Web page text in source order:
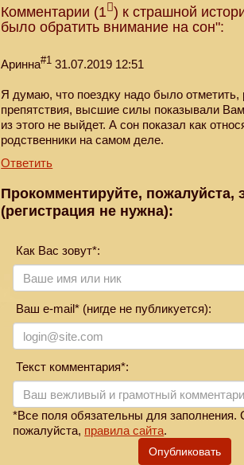
Комментарии (1 ) к страшной
было обратить внимание на сон":
Аринна#1 31.07.2019 12:51
Я думаю, что поездку надо было отметить,
препятствия, высшие силы показывали
из этого не выйдет. А сон показал как
родственники на самом деле.
Ответить
Прокомментируйте, пожалуйста,
(регистрация не нужна):
Как Вас зовут*:
Ваш e-mail* (нигде не публикуется):
Текст комментария*:
*Все поля обязательны для заполнения.
пожалуйста, правила сайта.
Опубликовать